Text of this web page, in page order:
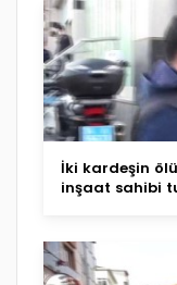
İki kardeşin
inşaat sahibi